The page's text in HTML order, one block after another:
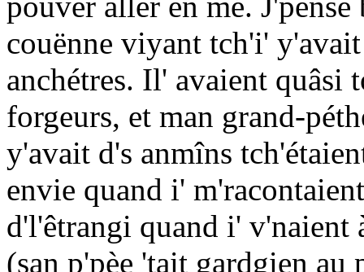
couënne viyant tch'i'
anchétres. Il' avaient quâsi
forgeurs, et man grand-
y'avait d's anmîns
envie quand i'
d'l'êtrangi quand i'
(san p'pèe 'tait gardgien au